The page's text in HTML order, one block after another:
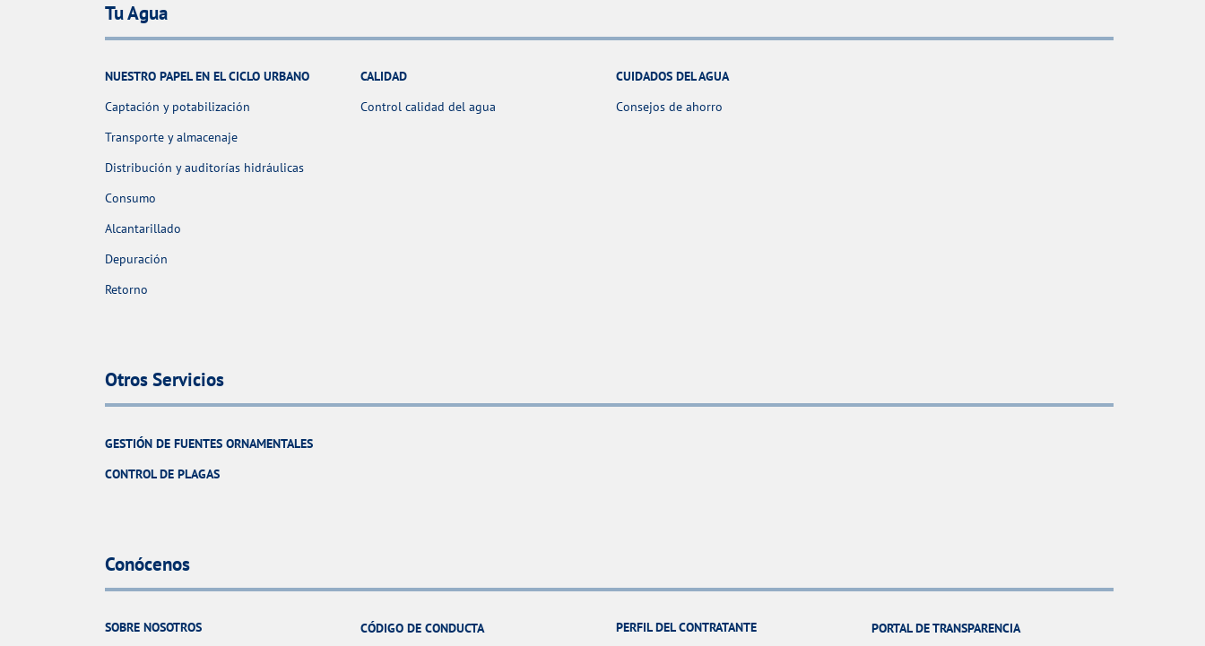
Tu Agua
NUESTRO PAPEL EN EL CICLO URBANO
Captación y potabilización
Transporte y almacenaje
Distribución y auditorías hidráulicas
Consumo
Alcantarillado
Depuración
Retorno
CALIDAD
Control calidad del agua
CUIDADOS DEL AGUA
Consejos de ahorro
Otros Servicios
GESTIÓN DE FUENTES ORNAMENTALES
CONTROL DE PLAGAS
Conócenos
SOBRE NOSOTROS
CÓDIGO DE CONDUCTA
PERFIL DEL CONTRATANTE
PORTAL DE TRANSPARENCIA